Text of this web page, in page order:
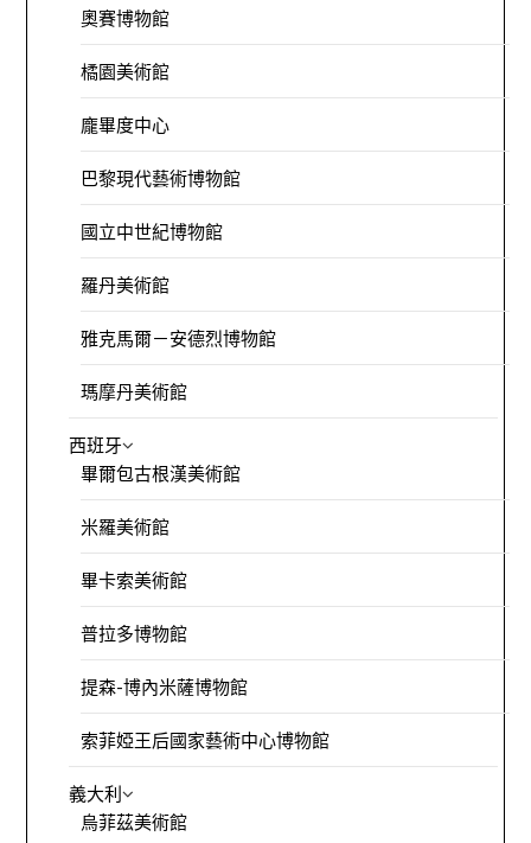
奧賽博物館
橘園美術館
龐畢度中心
巴黎現代藝術博物館
國立中世紀博物館
羅丹美術館
雅克馬爾－安德烈博物館
瑪摩丹美術館
西班牙
畢爾包古根漢美術館
米羅美術館
畢卡索美術館
普拉多博物館
提森-博內米薩博物館
索菲婭王后國家藝術中心博物館
義大利
烏菲茲美術館